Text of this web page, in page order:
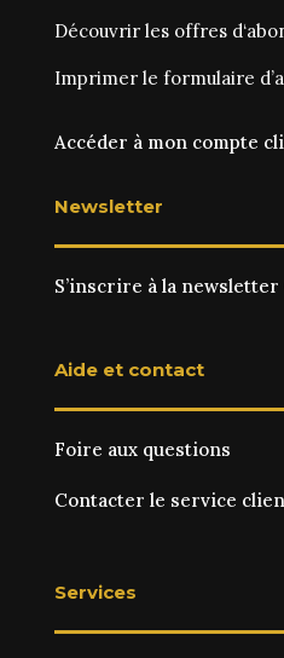
Découvrir les offres
Imprimer le formulaire
Accéder à mon compte
Newsletter
S’inscrire à la
Aide et contact
Foire aux questions
Contacter le service
Services